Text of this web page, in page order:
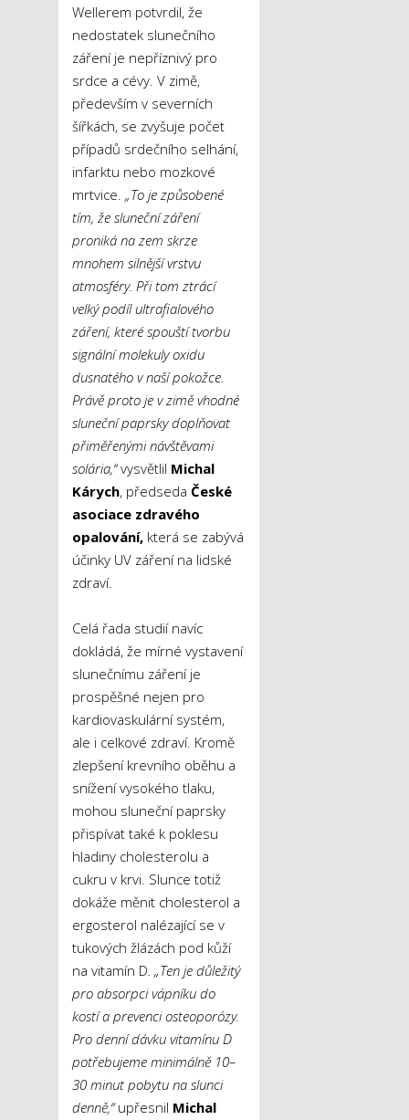
Wellerem potvrdil, že
nedostatek slunečního
záření je nepříznivý pro
srdce a cévy. V zimě,
především v severních
šířkách, se zvyšuje počet
případů srdečního selhání,
infarktu nebo mozkové
mrtvice. „To je způsobené
tím, že sluneční záření
proniká na zem skrze
mnohem silnější vrstvu
atmosféry. Při tom ztrácí
velký podíl ultrafialového
záření, které spouští tvorbu
signální molekuly oxidu
dusnatého v naší pokožce.
Právě proto je v zimě vhodné
sluneční paprsky doplňovat
přiměřenými návštěvami
solária,“vysvětlil Michal
Kárych, předseda České
asociace zdravého
opalování, která se zabývá
účinky UV záření na lidské
zdraví.
Celá řada studií navíc
dokládá, že mírné vystavení
slunečnímu záření je
prospěšné nejen pro
kardiovaskulární systém,
ale i celkové zdraví. Kromě
zlepšení krevního oběhu a
snížení vysokého tlaku,
mohou sluneční paprsky
přispívat také k poklesu
hladiny cholesterolu a
cukru v krvi. Slunce totiž
dokáže měnit cholesterol a
ergosterol nalézající se v
tukových žlázách pod kůží
na vitamín D. „Ten je důležitý
pro absorpci vápníku do
kostí a prevenci osteoporózy.
Pro denní dávku vitamínu D
potřebujeme minimálně 10–
30 minut pobytu na slunci
denně,“upřesnil Michal